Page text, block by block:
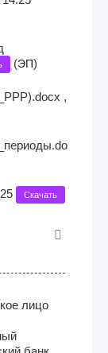
(ЭП)
,
Скачать
лицо